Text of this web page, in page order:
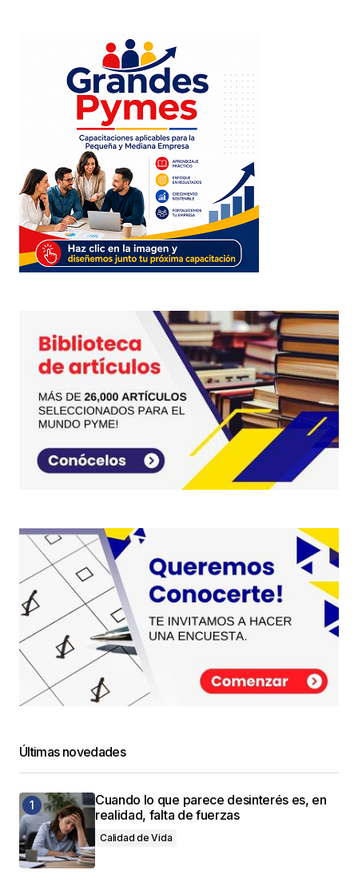
Últimas novedades
Cuando lo que parece desinterés es, en
realidad, falta de fuerzas
Calidad de Vida